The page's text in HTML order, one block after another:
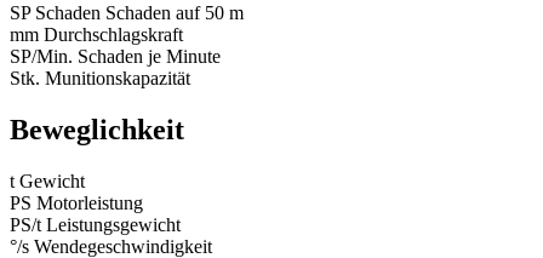
SP Schaden Schaden auf 50 m
mm Durchschlagskraft
SP/Min. Schaden je Minute
Stk. Munitionskapazität
Beweglichkeit
t Gewicht
PS Motorleistung
PS/t Leistungsgewicht
°/s Wendegeschwindigkeit